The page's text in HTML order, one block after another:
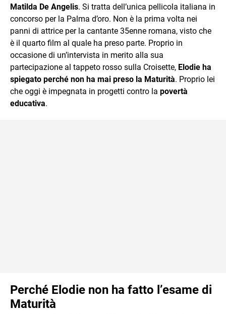
Matilda De Angelis. Si tratta dell’unica pellicola italiana in
concorso per la Palma d’oro. Non è la prima volta nei
panni di attrice per la cantante 35enne romana, visto che
è il quarto film al quale ha preso parte. Proprio in
occasione di un’intervista in merito alla sua
partecipazione al tappeto rosso sulla Croisette, Elodie ha
spiegato perché non ha mai preso la Maturità. Proprio lei
che oggi è impegnata in progetti contro la povertà
educativa.
Perché Elodie non ha fatto l’esame di
Maturità